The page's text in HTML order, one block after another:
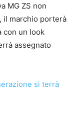
MG ZS non
il marchio porterà
con un look
assegnato
si terrà